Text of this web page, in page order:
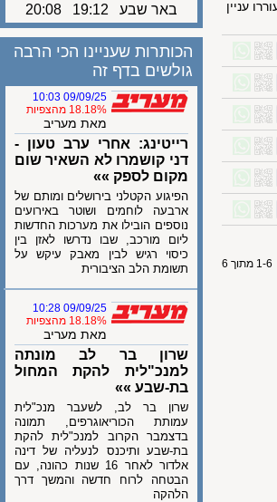
עניין
באר שבע
19:12
20:08
הכותרות שעניינו הכי הרבה
גולשים בדף זה
09/09/25 10:03
18.18% מהצפיות
מאת מעריב
רייטינג: אחרי ערב טעון -
דני קושמרו לא השאיר שום
מקום לספק »»
הפיגוע הקטלני בירושלים ומותם של
ארבעה לוחמים ושוטר באירועים
נוספים הובילו את מערכות החדשות
ליום מורכב, שבו נדרשו לאזן בין
כיסוי רגיש לבין מאבק עיקש על
תשומת הלב הציבורית
09/09/25 10:28
18.18% מהצפיות
מאת מעריב
שרון בר לב מונתה
למנכ"לית להקת המחול
בת-שבע »»
שרון בר לב, לשעבר מנכ"לית
עמותת הכוריאוגרפים, תמונה
בדצמבר הקרוב למנכ"לית להקת
בת-שבע ותיכנס לנעליה של דינה
אלדור לאחר 16 שנות כהונה, עם
הבטחה לרוח חדשה והמשך דרך
הלהקה